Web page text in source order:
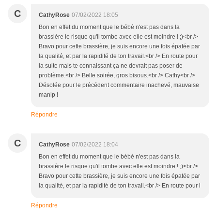
C CathyRose 07/02/2022 18:05
Bon en effet du moment que le bébé n'est pas dans la
brassière le risque qu'il tombe avec elle est moindre ! ;)<br />
Bravo pour cette brassière, je suis encore une fois épatée par
la qualité, et par la rapidité de ton travail.<br /> En route pour
la suite mais te connaissant ça ne devrait pas poser de
problème.<br /> Belle soirée, gros bisous.<br /> Cathy<br />
Désolée pour le précédent commentaire inachevé, mauvaise
manip !
Répondre
C CathyRose 07/02/2022 18:04
Bon en effet du moment que le bébé n'est pas dans la
brassière le risque qu'il tombe avec elle est moindre ! ;)<br />
Bravo pour cette brassière, je suis encore une fois épatée par
la qualité, et par la rapidité de ton travail.<br /> En route pour l
Répondre